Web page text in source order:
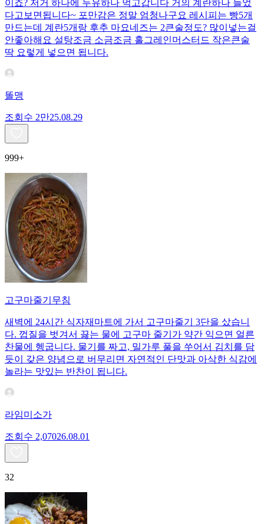
이죠? 저거 하나에 두유하나 먹고갑니다 거의 계란하나 들었
다고보면됩니다~ 포만감은 정말 엄청나구요 레시피는 빵5개
만드는데 계란5개랑 후추 마요네즈는 2큰술정도? 많이넣는걸
안좋아해요 설탕조금 소금조금 홀그레인머스터드 작은큰술
딱 요렇게 넣으면 됩니다.
똘맹
조회수 2만25.08.29
999+
고구마줄기무침
새벽에 24시간 식자재마트에 가서 고구마줄기 3단을 샀습니
다. 껍질을 벗겨서 끓는 물에 고구마 줄기가 약간 익으면 얼른
찬물에 헹굽니다. 물기를 짜고, 밀가루 풀을 쑤어서 김치를 담
듯이 갖은 양념으로 버무리면 자연적인 단맛과 아삭한 식감에
놀라는 맛있는 반찬이 됩니다.
라임미소가
조회수 2,07026.08.01
32